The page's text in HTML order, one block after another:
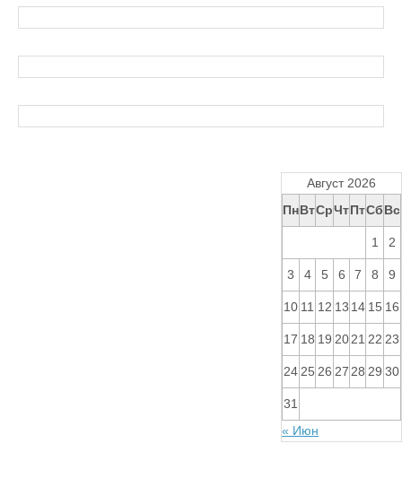
Август 2026
ПнВтСрЧтПтСбВс
1 2
3 4 5 6 7 8 9
10 11 12 13 14 15 16
17 18 19 20 21 22 23
24 25 26 27 28 29 30
31
« Июн